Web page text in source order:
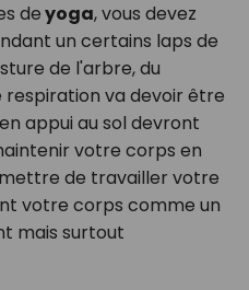
deyoga, vous devez
un certains laps de
de l'arbre, du
respiration va devoir être
appui au sol devront
votre corps en
de travailler votre
votre corps comme un
mais surtout